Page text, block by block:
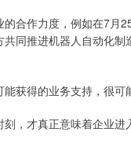
合作力度，例如在7月
同推进机器人自动化
获得的业务支持，很
，才真正意味着企业